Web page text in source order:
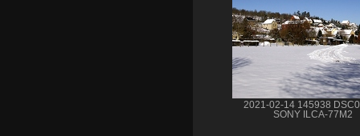
2021-02-14 145938
SONY ILCA-77M2